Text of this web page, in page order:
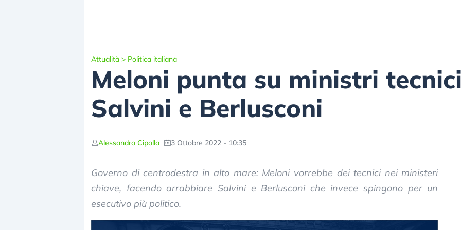
Attualità > Politica italiana
Meloni punta su ministri
Salvini e Berlusconi
Alessandro Cipolla 3 Ottobre 2022 - 10:35
Governo di centrodestra in alto mare: Meloni vorrebbe dei tecnici nei ministeri
chiave, facendo arrabbiare Salvini e Berlusconi che invece spingono per un
esecutivo più politico.